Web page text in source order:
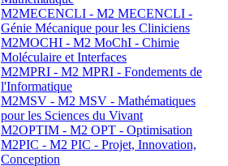
M2MECENCLI - M2 MECENCLI -
Génie Mécanique pour les Cliniciens
M2MOCHI - M2 MoChI - Chimie
Moléculaire et Interfaces
M2MPRI - M2 MPRI - Fondements de
l'Informatique
M2MSV - M2 MSV - Mathématiques
pour les Sciences du Vivant
M2OPTIM - M2 OPT - Optimisation
M2PIC - M2 PIC - Projet, Innovation,
Conception